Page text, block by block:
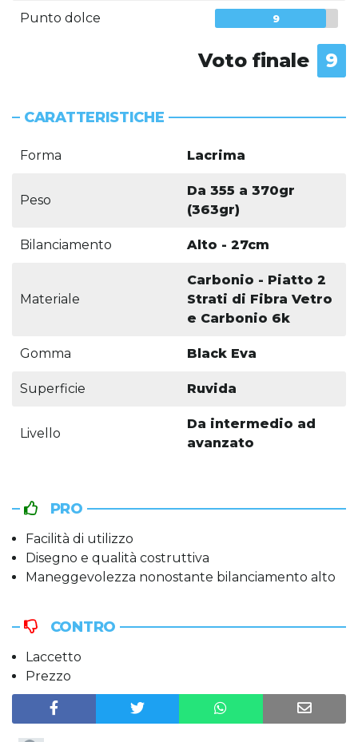
Punto dolce 9
Voto finale 9
CARATTERISTICHE
Forma Lacrima
Peso
Da 355 a 370gr
(363gr)
Bilanciamento Alto - 27cm
Materiale
Carbonio - Piatto 2
Strati di Fibra Vetro
e Carbonio 6k
Gomma Black Eva
Superficie Ruvida
Livello
Da intermedio ad
avanzato
PRO
Facilità di utilizzo
Disegno e qualità costruttiva
Maneggevolezza nonostante bilanciamento alto
CONTRO
Laccetto
Prezzo